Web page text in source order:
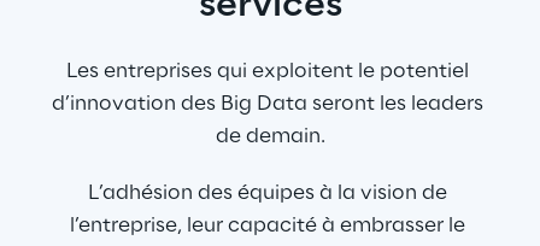
Les entreprises qui exploitent le potentiel
d’innovation des Big Data seront les leaders
de demain.
L’adhésion des équipes à la vision de
l’entreprise, leur capacité à embrasser le